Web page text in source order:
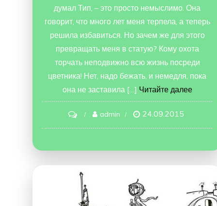
думал Тип, – это просто немыслимо. Она
говорит, что много лет меня терпела, а теперь
решила избавиться. Но зачем же для этого
превращать меня в статую? Кому охота
торчать неподвижно всю жизнь посреди
цветника! Нет, надо бежать, и немедля, пока
она не заставила […] Читайте далее
on
Чудесная
admin 24.09.2015